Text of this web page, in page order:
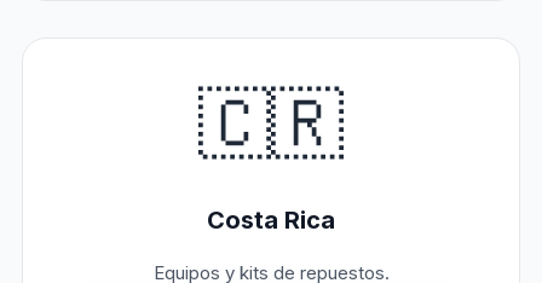
🇨🇷
Costa Rica
Equipos y kits de repuestos.